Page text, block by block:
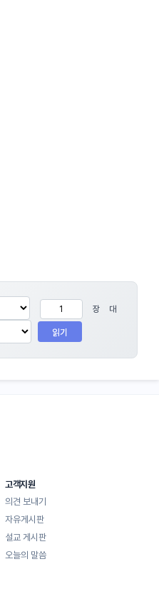
장 대
읽기
고객지원
의견 보내기
자유게시판
설교 게시판
오늘의 말씀